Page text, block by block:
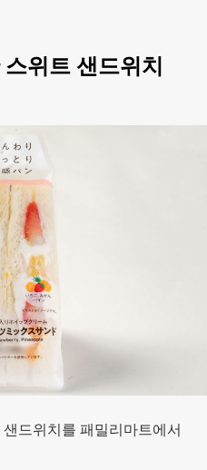
위트 샌드위치
드위치를 패밀리마트에서